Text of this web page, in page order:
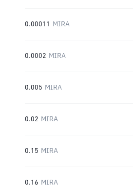
0.00011 MIRA
0.0002 MIRA
0.005 MIRA
0.02 MIRA
0.15 MIRA
0.16 MIRA